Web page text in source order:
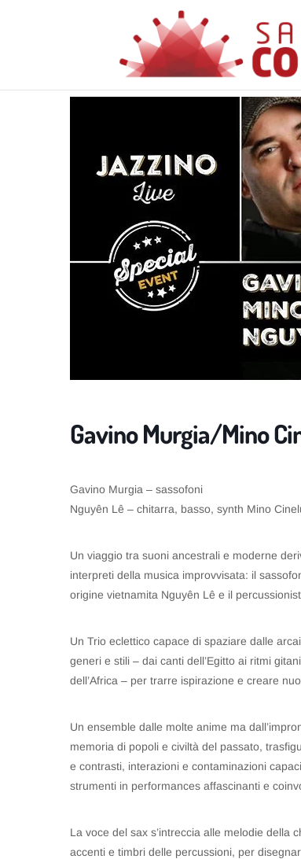
Gavino Murgia/Mino
Gavino Murgia – sassofoni
Nguyên Lê – chitarra, basso, synth Mino
Un viaggio tra suoni ancestrali e moderne
interpreti della musica improvvisata: il
origine vietnamita Nguyên Lê e il
Un Trio eclettico capace di spaziare dalle
generi e stili – dai canti dell’Egitto ai ritmi
dell’Africa – per trarre ispirazione e creare
Un ensemble dalle molte anime ma
memoria di popoli e civiltà del passato,
e contrasti, interazioni e contaminazioni
strumenti in performances affascinanti e
La voce del sax s’intreccia alle melodie della
accenti e timbri delle percussioni, per